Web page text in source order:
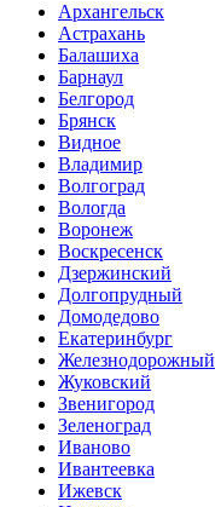
Архангельск
Астрахань
Балашиха
Барнаул
Белгород
Брянск
Видное
Владимир
Волгоград
Вологда
Воронеж
Воскресенск
Дзержинский
Долгопрудный
Домодедово
Екатеринбург
Железнодорожный
Жуковский
Звенигород
Зеленоград
Иваново
Ивантеевка
Ижевск